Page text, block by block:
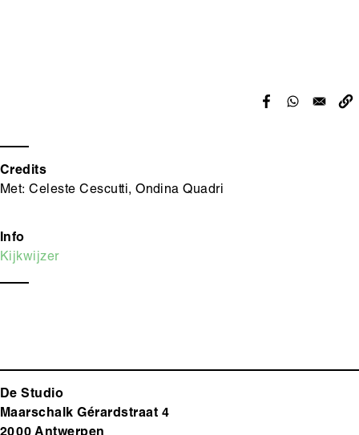
Credits
Met: Celeste Cescutti, Ondina Quadri
Info
Kijkwijzer
De Studio
Maarschalk Gérardstraat 4